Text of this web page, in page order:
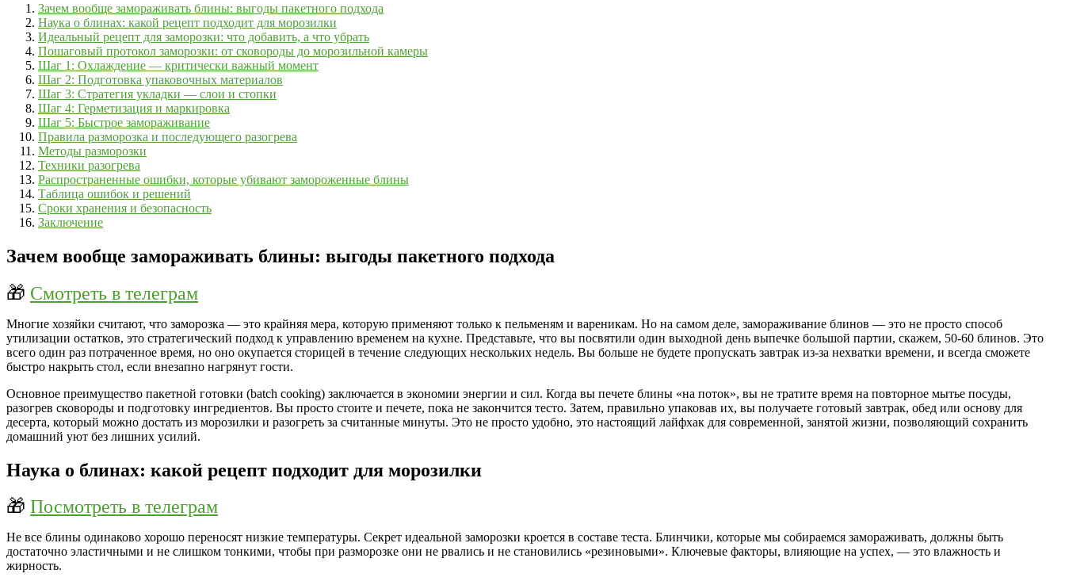
Зачем вообще замораживать блины: выгоды пакетного подхода
Наука о блинах: какой рецепт подходит для морозилки
Идеальный рецепт для заморозки: что добавить, а что убрать
Пошаговый протокол заморозки: от сковороды до морозильной камеры
Шаг 1: Охлаждение — критически важный момент
Шаг 2: Подготовка упаковочных материалов
Шаг 3: Стратегия укладки — слои и стопки
Шаг 4: Герметизация и маркировка
Шаг 5: Быстрое замораживание
Правила разморозка и последующего разогрева
Методы разморозки
Техники разогрева
Распространенные ошибки, которые убивают замороженные блины
Таблица ошибок и решений
Сроки хранения и безопасность
Заключение
Зачем вообще замораживать блины: выгоды пакетного подхода
🎁 Смотреть в телеграм
Многие хозяйки считают, что заморозка — это крайняя мера, которую применяют только к пельменям и вареникам. Но на самом деле, замораживание блинов — это не просто способ
утилизации остатков, это стратегический подход к управлению временем на кухне. Представьте, что вы посвятили один выходной день выпечке большой партии, скажем, 50-60 блинов. Это
всего один раз потраченное время, но оно окупается сторицей в течение следующих нескольких недель. Вы больше не будете пропускать завтрак из-за нехватки времени, и всегда сможете
быстро накрыть стол, если внезапно нагрянут гости.
Основное преимущество пакетной готовки (batch cooking) заключается в экономии энергии и сил. Когда вы печете блины «на поток», вы не тратите время на повторное мытье посуды,
разогрев сковороды и подготовку ингредиентов. Вы просто стоите и печете, пока не закончится тесто. Затем, правильно упаковав их, вы получаете готовый завтрак, обед или основу для
десерта, который можно достать из морозилки и разогреть за считанные минуты. Это не просто удобно, это настоящий лайфхак для современной, занятой жизни, позволяющий сохранить
домашний уют без лишних усилий.
Наука о блинах: какой рецепт подходит для морозилки
🎁 Посмотреть в телеграм
Не все блины одинаково хорошо переносят низкие температуры. Секрет идеальной заморозки кроется в составе теста. Блинчики, которые мы собираемся замораживать, должны быть
достаточно эластичными и не слишком тонкими, чтобы при разморозке они не рвались и не становились «резиновыми». Ключевые факторы, влияющие на успех, — это влажность и
жирность.